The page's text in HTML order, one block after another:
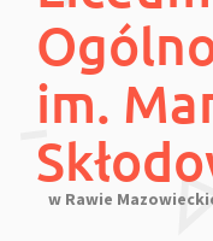
im.
w Rawie